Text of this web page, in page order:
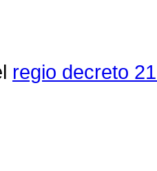
regio decreto